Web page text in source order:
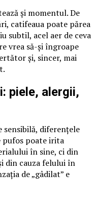
și momentul. De
catifeaua poate părea
subtil, acel aer de ceva
vrea să-și îngroape
și, sincer, mai
piele, alergii,
sensibilă, diferențele
poate irita
în sine, ci din
din cauza felului în
de „gâdilat” e